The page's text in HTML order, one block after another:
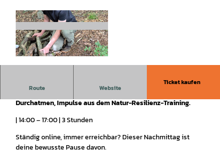
Route Website
Ticket kaufen
3 Stunden ohne Smartphone: Waldsofa bauen, Zeit zum
Durchatmen, Impulse aus dem Natur-Resilienz-Training.
| 14:00 – 17:00 | 3 Stunden
Ständig online, immer erreichbar? Dieser Nachmittag ist
deine bewusste Pause davon.